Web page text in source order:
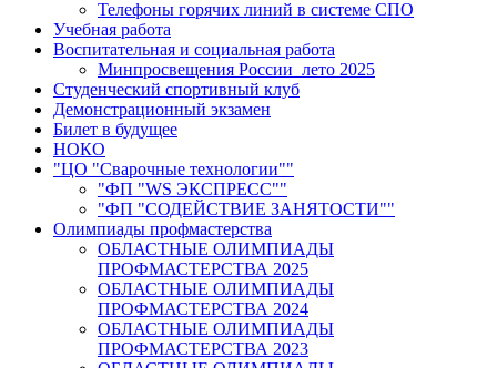
Телефоны горячих линий в системе СПО
Учебная работа
Воспитательная и социальная работа
Минпросвещения России_лето 2025
Студенческий спортивный клуб
Демонстрационный экзамен
Билет в будущее
НОКО
"ЦО "Сварочные технологии""
"ФП "WS ЭКСПРЕСС""
"ФП "СОДЕЙСТВИЕ ЗАНЯТОСТИ""
Олимпиады профмастерства
ОБЛАСТНЫЕ ОЛИМПИАДЫ
ПРОФМАСТЕРСТВА 2025
ОБЛАСТНЫЕ ОЛИМПИАДЫ
ПРОФМАСТЕРСТВА 2024
ОБЛАСТНЫЕ ОЛИМПИАДЫ
ПРОФМАСТЕРСТВА 2023